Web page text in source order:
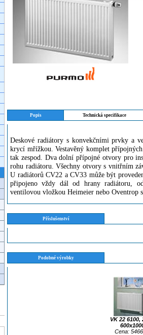
Popis Technická specifikace
Deskové radiátory s konvekčními prvky a
krycí mřížkou. Vestavěný komplet
tak zespod. Dva dolní přípojné otvory pro
rohu radiátoru. Všechny otvory s vnitřním
U radiátorů CV22 a CV33 může být
připojeno vždy dál od hrany radiátoru,
ventilovou vložkou Heimeier nebo Oventrop
Příslušenství
Podobné výrobky
VK 22 6100,
Cena: